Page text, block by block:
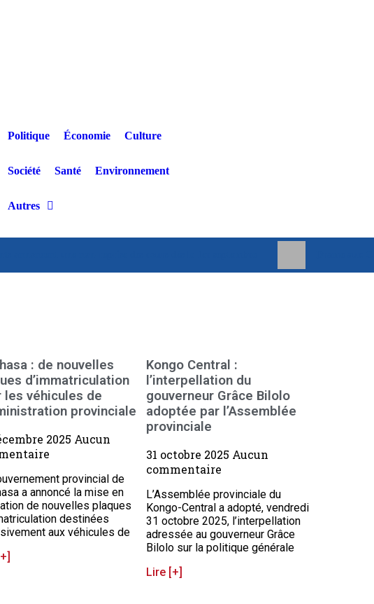
Politique Économie Culture
Société Santé Environnement
Autres
: de nouvelles
d’immatriculation
les véhicules de
provinciale
2025 Aucun
provincial de
a annoncé la mise en
de nouvelles plaques
destinées
aux véhicules de
Kongo Central :
l’interpellation du
gouverneur Grâce Bilolo
adoptée par l’Assemblée
provinciale
31 octobre 2025 Aucun
commentaire
L’Assemblée provinciale du
Kongo-Central a adopté, vendredi
31 octobre 2025, l’interpellation
adressée au gouverneur Grâce
Bilolo sur la politique générale
Lire [+]